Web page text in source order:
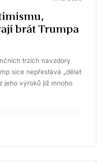
brát Trumpa
trzích navzdory
sice nepřestává „dělat
jeho výroků již mnoho